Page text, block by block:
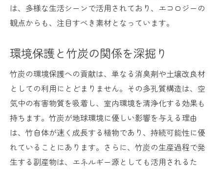
は、多様な生活シーンで活用されており、エコロジーの
観点からも、注目すべき素材となっています。
環境保護と竹炭の関係を深掘り
竹炭の環境保護への貢献は、単なる消臭剤や土壌改良材
としての利用にとどまりません。その多孔質構造は、空
気中の有害物質を吸着し、室内環境を清浄化する効果も
持ちます。竹炭が地球環境に優しい影響を与える理由
は、竹自体が速く成長する植物であり、持続可能性に優
れていることにあります。さらに、竹炭の生産過程で発
生する副産物は、エネルギー源としても活用されるた